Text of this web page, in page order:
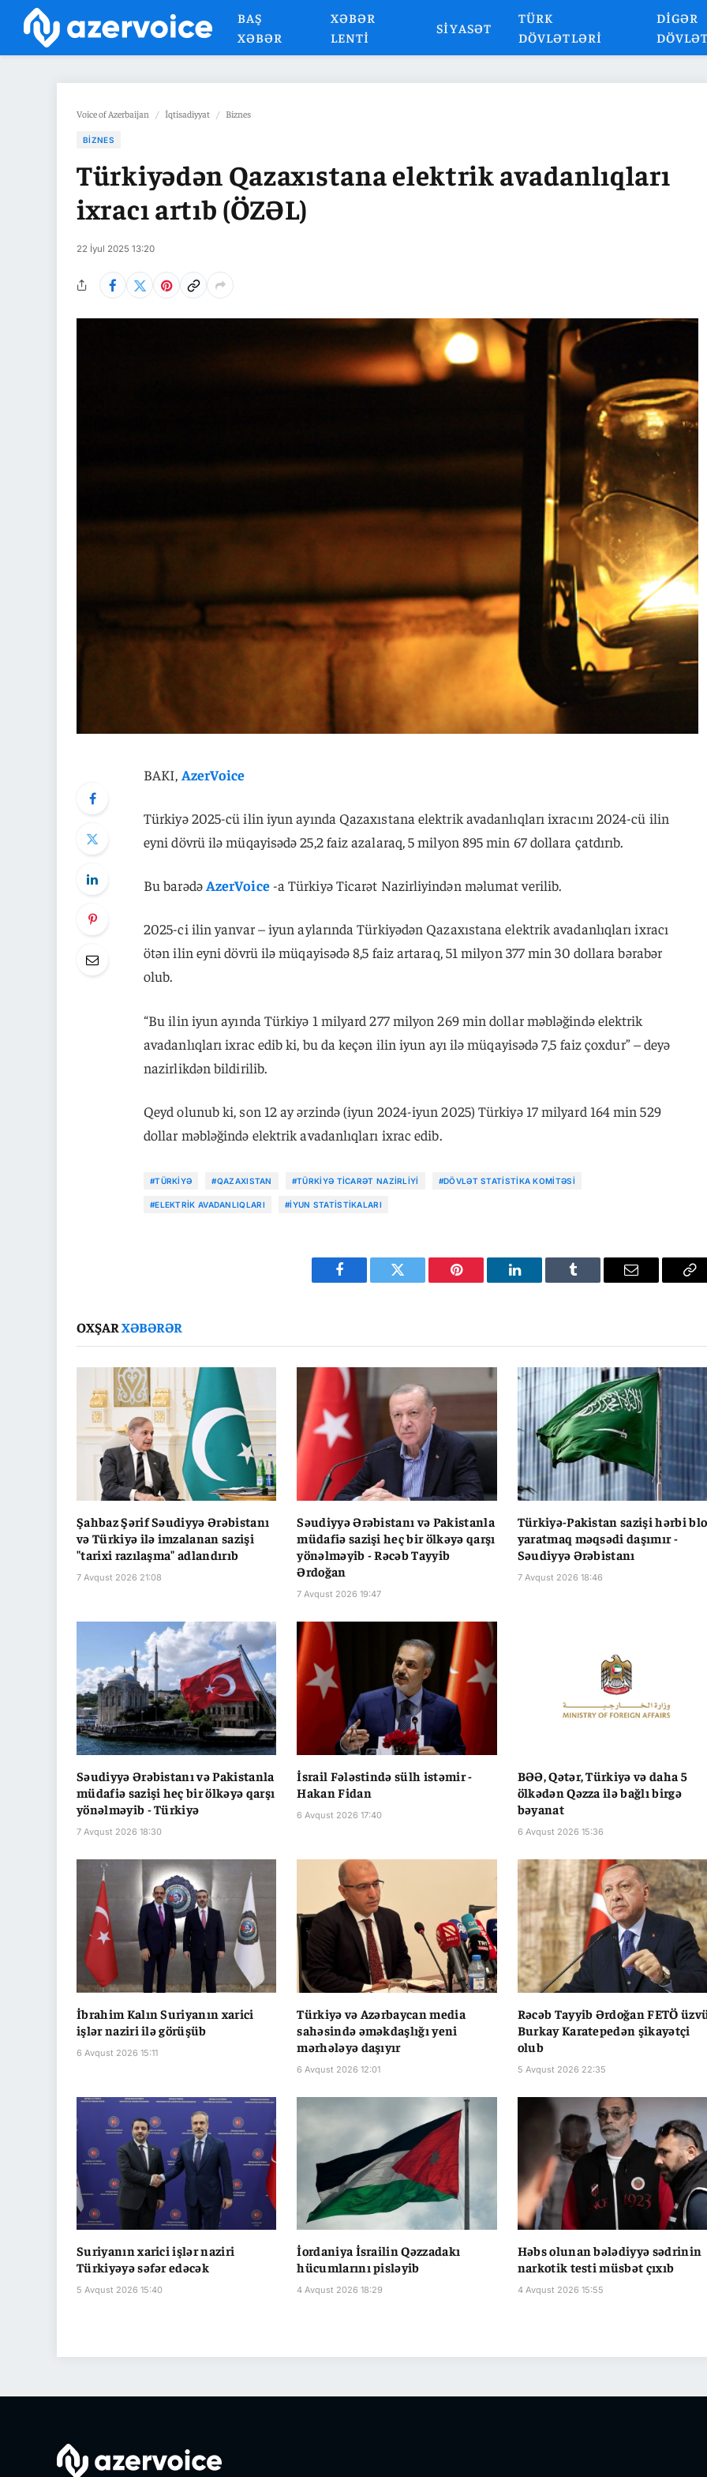
BAŞ
XƏBƏR
XƏBƏR
LENTI
SIYASƏT
TÜRK
DÖVLƏTLƏRI
DIGƏR
Voice of Azerbaijan / İqtisadiyyat / Biznes
BIZNES
Türkiyədən Qazaxıstana elektrik avadanlıqları
ixracı artıb (ÖZƏL)
22 İyul 2025 13:20
BAKI, AzerVoice
Türkiyə 2025-cü ilin iyun ayında Qazaxıstana elektrik avadanlıqları ixracını 2024-cü ilin
eyni dövrü ilə müqayisədə 25,2 faiz azalaraq, 5 milyon 895 min 67 dollara çatdırıb.
Bu barədəAzerVoice-a Türkiyə Ticarət Nazirliyindən məlumat verilib.
2025-ci ilin yanvar – iyun aylarında Türkiyədən Qazaxıstana elektrik avadanlıqları ixracı
ötən ilin eyni dövrü ilə müqayisədə 8,5 faiz artaraq, 51 milyon 377 min 30 dollara bərabər
olub.
“Bu ilin iyun ayında Türkiyə 1 milyard 277 milyon 269 min dollar məbləğində elektrik
avadanlıqları ixrac edib ki, bu da keçən ilin iyun ayı ilə müqayisədə 7,5 faiz çoxdur” – deyə
nazirlikdən bildirilib.
Qeyd olunub ki, son 12 ay ərzində (iyun 2024-iyun 2025) Türkiyə 17 milyard 164 min 529
dollar məbləğində elektrik avadanlıqları ixrac edib.
#TÜRKIYƏ #QAZAXISTAN #TÜRKIYƏ TICARƏT NAZIRLIYI #DÖVLƏT STATISTIKA KOMITƏSI
#ELEKTRIK AVADANLIQLARI #IYUN STATISTIKALARI
Facebook Twitter Pinterest LinkedIn Tumblr Email
OXŞARXƏBƏRƏR
Şahbaz Şərif Səudiyyə Ərəbistanı
və Türkiyə ilə imzalanan sazişi
"tarixi razılaşma" adlandırıb
7 Avqust 2026 21:08
Səudiyyə Ərəbistanı və Pakistanla
müdafiə sazişi heç bir ölkəyə qarşı
yönəlməyib - Rəcəb Tayyib
Ərdoğan
7 Avqust 2026 19:47
Türkiyə-Pakistan sazişi hərbi
yaratmaq məqsədi daşımır -
Səudiyyə Ərəbistanı
7 Avqust 2026 18:46
Səudiyyə Ərəbistanı və Pakistanla
müdafiə sazişi heç bir ölkəyə qarşı
yönəlməyib - Türkiyə
7 Avqust 2026 18:30
İsrail Fələstində sülh istəmir -
Hakan Fidan
6 Avqust 2026 17:40
BƏƏ, Qətər, Türkiyə və daha 5
ölkədən Qəzza ilə bağlı birgə
bəyanat
6 Avqust 2026 15:36
İbrahim Kalın Suriyanın xarici
işlər naziri ilə görüşüb
6 Avqust 2026 15:11
Türkiyə və Azərbaycan media
sahəsində əməkdaşlığı yeni
mərhələyə daşıyır
6 Avqust 2026 12:01
Rəcəb Tayyib Ərdoğan FETÖ
Burkay Karatepedən şikayətçi
olub
5 Avqust 2026 22:35
Suriyanın xarici işlər naziri
Türkiyəyə səfər edəcək
5 Avqust 2026 15:40
İordaniya İsrailin Qəzzadakı
hücumlarını pisləyib
4 Avqust 2026 18:29
Həbs olunan bələdiyyə sədrinin
narkotik testi müsbət çıxıb
4 Avqust 2026 15:55